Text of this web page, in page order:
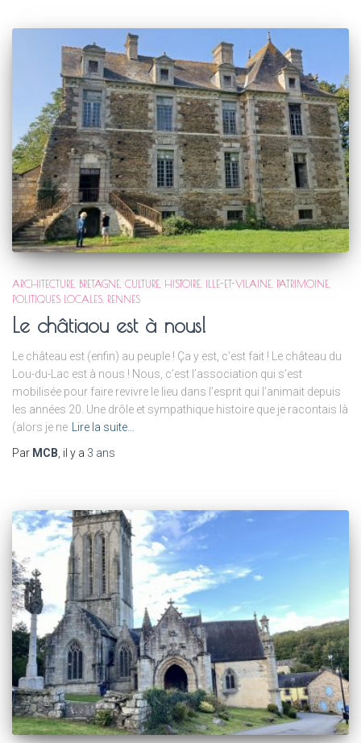
ARCHITECTURE BRETAGNE CULTURE HISTOIRE ILLE-ET-VILAINE PATRIMOINE
POLITIQUES LOCALES RENNES
Le châtiaou est à nous!
Le château est (enfin) au peuple ! Ça y est, c’est fait ! Le château du
Lou-du-Lac est à nous ! Nous, c’est l’association qui s’est
mobilisée pour faire revivre le lieu dans l’esprit qui l’animait depuis
les années 20. Une drôle et sympathique histoire que je racontais là
(alors je ne Lire la suite…
Par MCB, il y a 3 ans